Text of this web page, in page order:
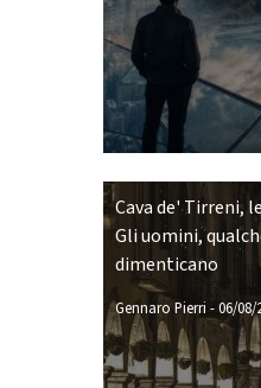
Cava de' Tirreni,
Gli uomini,
dimenticano
Gennaro Pierri -06/08/